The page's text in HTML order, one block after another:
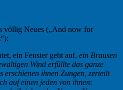
völlig Neues („And now for
ein Fenster geht auf, ein Brausen
Wind erfüllte das ganze
erschienen ihnen Zungen, zerteilt
auf einen jeden von ihnen: